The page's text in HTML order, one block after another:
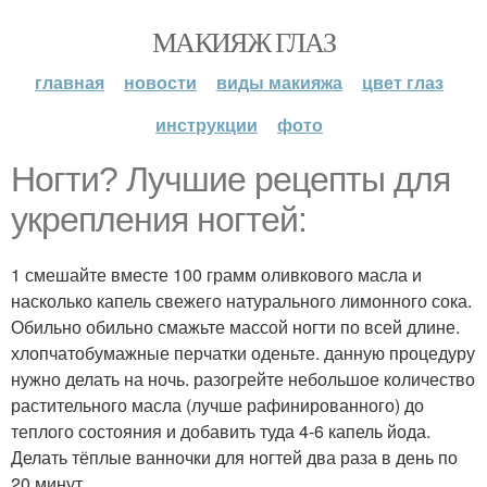
МАКИЯЖ ГЛАЗ
главная новости виды макияжа
цвет глаз
инструкции
фото
Ногти? Лучшие рецепты для
укрепления ногтей:
1 смешайте вместе 100 грамм оливкового масла и
насколько капель свежего натурального лимонного сока.
Обильно обильно смажьте массой ногти по всей длине.
хлопчатобумажные перчатки оденьте. данную процедуру
нужно делать на ночь. разогрейте небольшое количество
растительного масла (лучше рафинированного) до
теплого состояния и добавить туда 4-6 капель йода.
Делать тёплые ванночки для ногтей два раза в день по